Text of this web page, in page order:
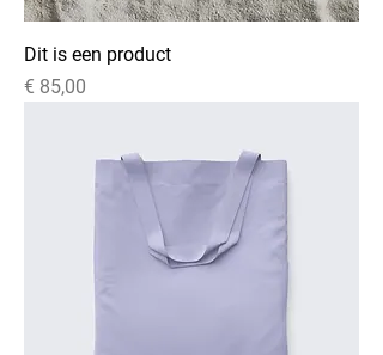
Dit is een product
Prijs
€ 85,00